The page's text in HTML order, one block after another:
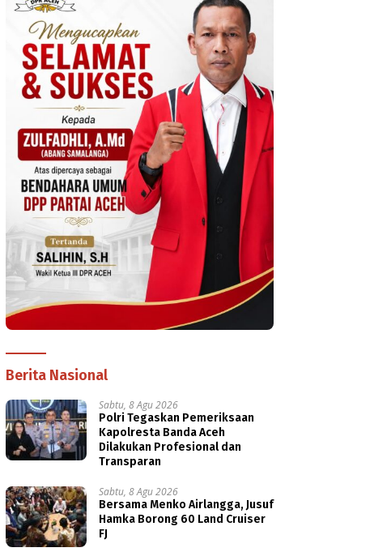
Berita Nasional
Sabtu, 8 Agu 2026
Polri Tegaskan Pemeriksaan
Kapolresta Banda Aceh
Dilakukan Profesional dan
Transparan
Sabtu, 8 Agu 2026
Bersama Menko Airlangga, Jusuf
Hamka Borong 60 Land Cruiser
FJ